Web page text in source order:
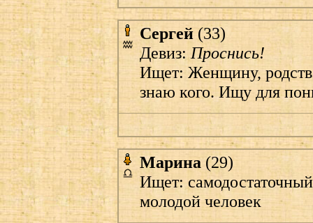
Сергей (33)
Девиз:Проснись!
Ищет: Женщину,
знаю кого. Ищу для
Марина (29)
Ищет:
молодой человек